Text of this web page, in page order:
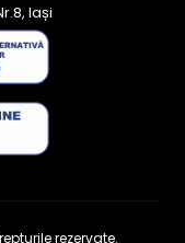
Iași
rezervate.